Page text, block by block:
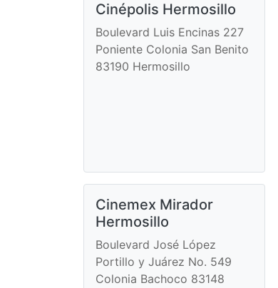
Cinépolis Hermosillo
Boulevard Luis Encinas 227
Poniente Colonia San Benito
83190 Hermosillo
Cinemex Mirador
Hermosillo
Boulevard José López
Portillo y Juárez No. 549
Colonia Bachoco 83148